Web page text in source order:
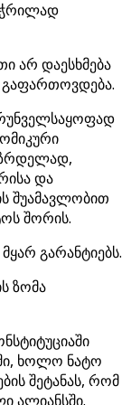
არ დაესხმება
გაფართოვდება.
და
შუამავლობით
შორის.
გარანტიებს.
ზომა
ხოლო ნატო
შეტანას, რომ
ალიანსში.